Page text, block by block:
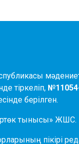
тіркеліп,
берілген.
тынысы» ЖШС.
пікірі